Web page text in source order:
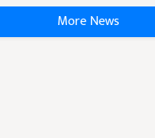
More News